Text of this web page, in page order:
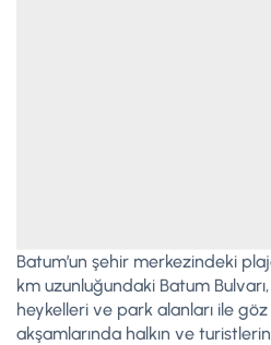
Batum’un şehir merkezindeki
km uzunluğundaki Batum
heykelleri ve park alanları ile
akşamlarında halkın ve